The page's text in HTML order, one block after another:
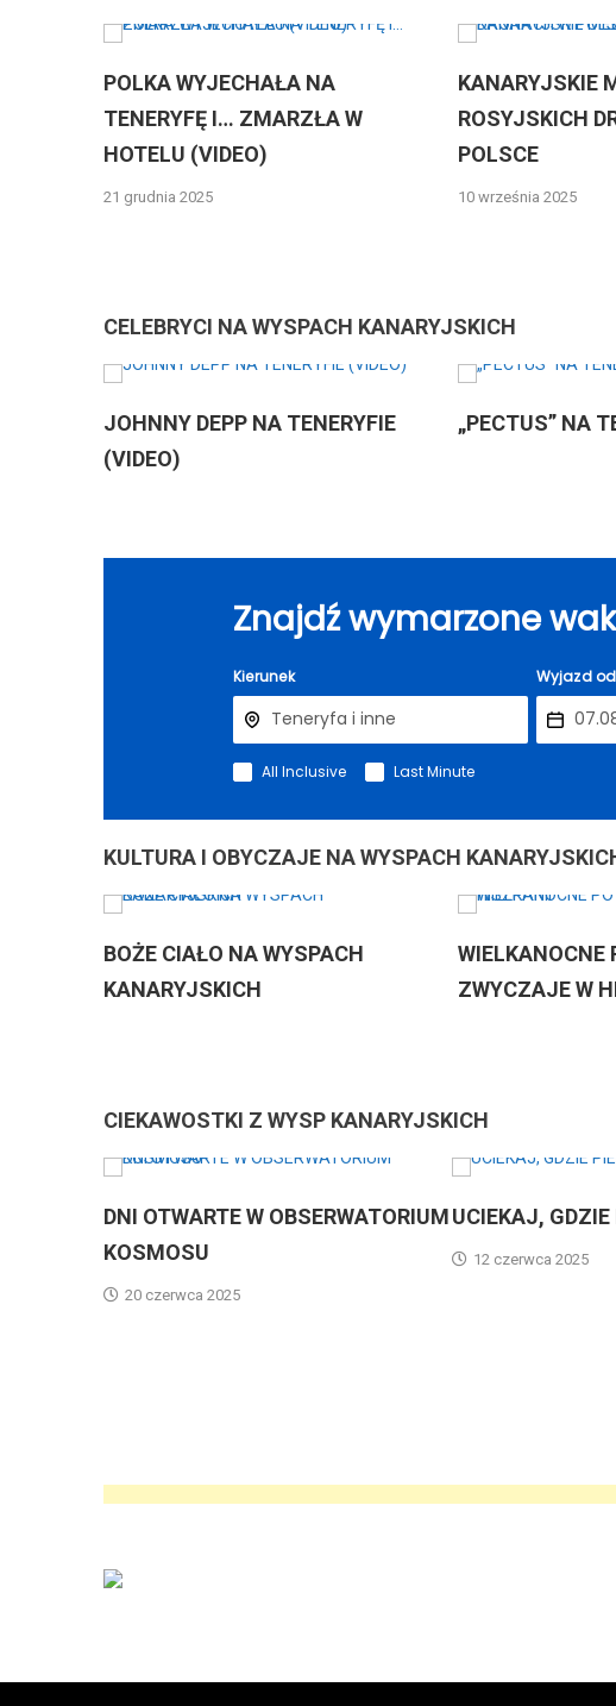
POLKA WYJECHAŁA NA
TENERYFĘ I… ZMARZŁA W
HOTELU (VIDEO)
21 grudnia 2025
KANARYJSKIE MEDIA O
ROSYJSKICH DRONACH
10 września 2025
CELEBRYCI NA WYSPACH KANARYJSKICH
JOHNNY DEPP NA TENERYFIE
„PECTUS” NA TENERYFIE
Znajdź wymarzone
Kierunek Wyjazd od
All Inclusive Last Minute
KULTURA I OBYCZAJE NA WYSPACH
BOŻE CIAŁO NA WYSPACH
KANARYJSKICH
WIELKANOCNE
ZWYCZAJE W HISZPANII
CIEKAWOSTKI Z WYSP KANARYJSKICH
DNI OTWARTE W OBSERWATORIUM
KOSMOSU
20 czerwca 2025
UCIEKAJ, GDZIE
12 czerwca 2025